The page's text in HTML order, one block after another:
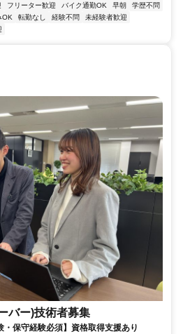
フリーター歓迎 バイク通勤OK 早朝
学歴不問
OK 転勤なし 経験不問
未経験者歓迎
バー)技術者募集
・保守経験必須】資格取得支援あり